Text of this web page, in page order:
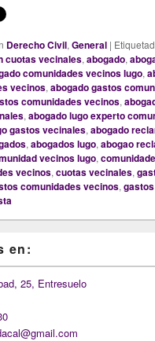
Derecho Civil, General |
cuotas vecinales, abogado,
comunidades vecinos lugo,
vecinos, abogado gastos
comunidades vecinos,
, abogado lugo experto
gastos vecinales, abogado
, abogados lugo, abogao
vecinos lugo,
vecinos, cuotas vecinales,
comunidades vecinos,
en:
25, Entresuelo